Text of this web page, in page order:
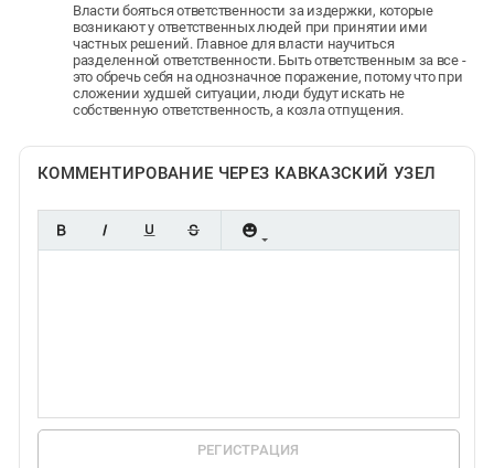
Власти бояться ответственности за издержки, которые
возникают у ответственных людей при принятии ими
частных решений. Главное для власти научиться
разделенной ответственности. Быть ответственным за все -
это обречь себя на однозначное поражение, потому что при
сложении худшей ситуации, люди будут искать не
собственную ответственность, а козла отпущения.
КОММЕНТИРОВАНИЕ ЧЕРЕЗ КАВКАЗСКИЙ УЗЕЛ
РЕГИСТРАЦИЯ